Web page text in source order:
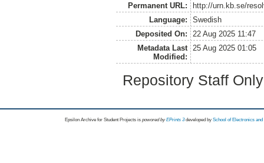
Permanent URL:
http://urn.kb.se/
Language:
Swedish
Deposited On:
22 Aug 2025 11:47
Metadata Last
Modified:
25 Aug 2025 01:05
Repository Staff
Epsilon Archive for Student Projects is powored byEPrints 3 developed by School of Electronics